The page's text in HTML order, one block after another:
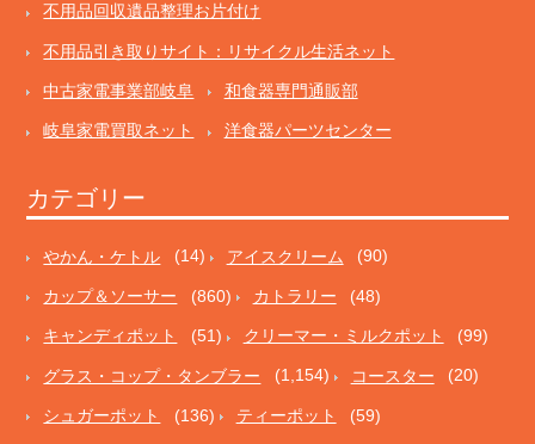
不用品回収遺品整理お片付け
不用品引き取りサイト：リサイクル生活ネット
中古家電事業部岐阜 和食器専門通販部
岐阜家電買取ネット 洋食器パーツセンター
カテゴリー
やかん・ケトル (14) アイスクリーム (90)
カップ＆ソーサー (860) カトラリー (48)
キャンディポット (51) クリーマー・ミルクポット (99)
グラス・コップ・タンブラー (1,154) コースター (20)
シュガーポット (136) ティーポット (59)